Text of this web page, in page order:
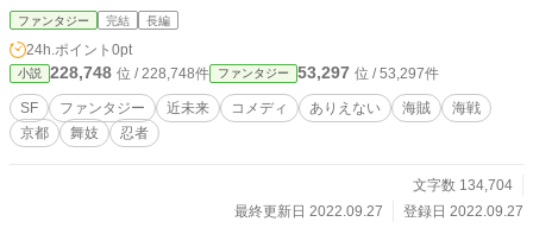
ファンタジー 完結 長編
24h.ポイント 0pt
小説 228,748 位 / 228,748件 ファンタジー 53,297 位 / 53,297件
SF ファンタジー 近未来 コメディ ありえない 海賊
海戦
京都
舞妓 忍者
文字数 134,704
最終更新日 2022.09.27
登録日 2022.09.27